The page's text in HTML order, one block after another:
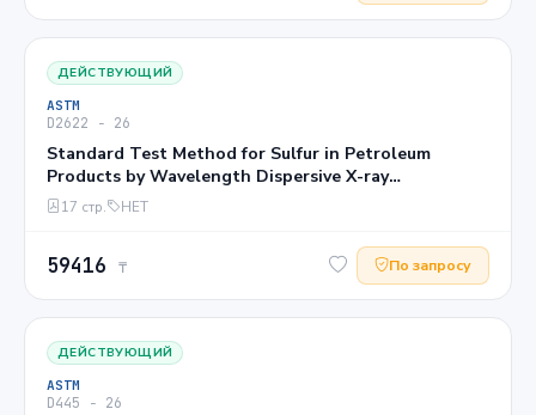
ДЕЙСТВУЮЩИЙ
ASTM
D2622 − 26
Standard Test Method for Sulfur in Petroleum
Products by Wavelength Dispersive X-ray
Fluorescence Spectrometry
17 стр. НЕТ
59416 ₸ По запросу
ДЕЙСТВУЮЩИЙ
ASTM
D445 − 26